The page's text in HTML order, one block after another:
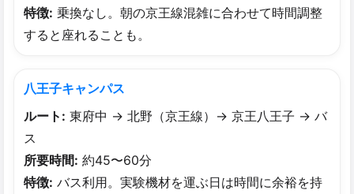
特徴: 乗換なし。朝の京王線混雑に合わせて時間調整
すると座れることも。
八王子キャンパス
ルート: 東府中 → 北野（京王線）→ 京王八王子 → バ
ス
所要時間: 約45〜60分
特徴: バス利用。実験機材を運ぶ日は時間に余裕を持